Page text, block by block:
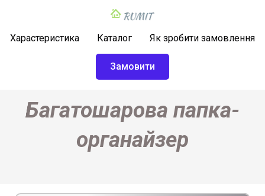
Харастеристика Каталог Як зробити замовлення
Замовити
Багатошарова папка-
органайзер